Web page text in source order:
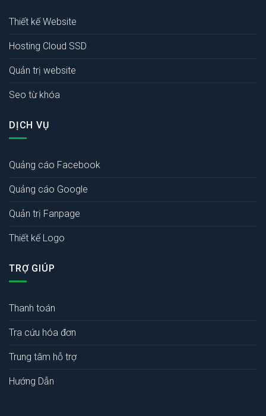
Thiết kế Website
Hosting Cloud SSD
Quản trị website
Seo từ khóa
DỊCH VỤ
Quảng cáo Facebook
Quảng cáo Google
Quản trị Fanpage
Thiết kế Logo
TRỢ GIÚP
Thanh toán
Tra cứu hóa đơn
Trung tâm hỗ trợ
Hướng Dẫn